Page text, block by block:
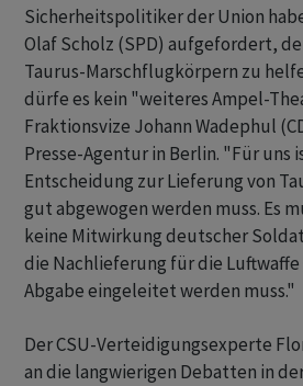
Sicherheitspolitiker der Union
Olaf Scholz (SPD) aufgefordert,
Taurus-Marschflugkörpern zu
dürfe es kein "weiteres Ampel-
Fraktionsvize Johann Wadephul
Presse-Agentur in Berlin. "Für uns
Entscheidung zur Lieferung von
gut abgewogen werden muss. Es
keine Mitwirkung deutscher
die Nachlieferung für die
Abgabe eingeleitet werden muss."
Der CSU-Verteidigungsexperte
an die langwierigen Debatten in